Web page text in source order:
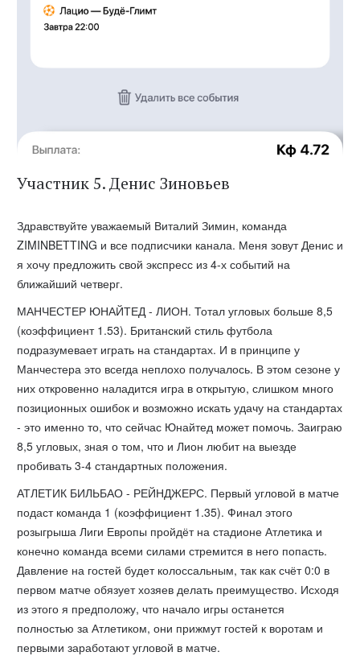
Участник 5. Денис Зиновьев
Здравствуйте уважаемый Виталий Зимин, команда
ZIMINBETTING и все подписчики канала. Меня зовут Денис и
я хочу предложить свой экспресс из 4-х событий на
ближайший четверг.
МАНЧЕСТЕР ЮНАЙТЕД - ЛИОН. Тотал угловых больше 8,5
(коэффициент 1.53). Британский стиль футбола
подразумевает играть на стандартах. И в принципе у
Манчестера это всегда неплохо получалось. В этом сезоне у
них откровенно наладится игра в открытую, слишком много
позиционных ошибок и возможно искать удачу на стандартах
- это именно то, что сейчас Юнайтед может помочь. Заиграю
8,5 угловых, зная о том, что и Лион любит на выезде
пробивать 3-4 стандартных положения.
АТЛЕТИК БИЛЬБАО - РЕЙНДЖЕРС. Первый угловой в матче
подаст команда 1 (коэффициент 1.35). Финал этого
розыгрыша Лиги Европы пройдёт на стадионе Атлетика и
конечно команда всеми силами стремится в него попасть.
Давление на гостей будет колоссальным, так как счёт 0:0 в
первом матче обязует хозяев делать преимущество. Исходя
из этого я предположу, что начало игры останется
полностью за Атлетиком, они прижмут гостей к воротам и
первыми заработают угловой в матче.